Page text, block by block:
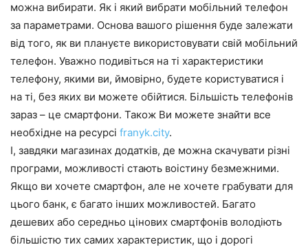
можна вибирати. Як і який вибрати мобільний телефон
за параметрами. Основа вашого рішення буде залежати
від того, як ви плануєте використовувати свій мобільний
телефон. Уважно подивіться на ті характеристики
телефону, якими ви, ймовірно, будете користуватися і
на ті, без яких ви можете обійтися. Більшість телефонів
зараз – це смартфони. Також Ви можете знайти все
необхідне на ресурсі franyk.city.
І, завдяки магазинах додатків, де можна скачувати різні
програми, можливості стають воістину безмежними.
Якщо ви хочете смартфон, але не хочете грабувати для
цього банк, є багато інших можливостей. Багато
дешевих або середньо цінових смартфонів володіють
більшістю тих самих характеристик, що і дорогі